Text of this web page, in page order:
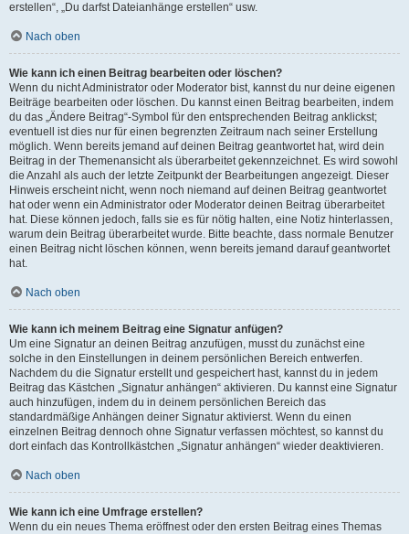
erstellen“, „Du darfst Dateianhänge erstellen“ usw.
Nach oben
Wie kann ich einen Beitrag bearbeiten oder löschen?
Wenn du nicht Administrator oder Moderator bist, kannst du nur deine eigenen
Beiträge bearbeiten oder löschen. Du kannst einen Beitrag bearbeiten, indem
du das „Ändere Beitrag“-Symbol für den entsprechenden Beitrag anklickst;
eventuell ist dies nur für einen begrenzten Zeitraum nach seiner Erstellung
möglich. Wenn bereits jemand auf deinen Beitrag geantwortet hat, wird dein
Beitrag in der Themenansicht als überarbeitet gekennzeichnet. Es wird sowohl
die Anzahl als auch der letzte Zeitpunkt der Bearbeitungen angezeigt. Dieser
Hinweis erscheint nicht, wenn noch niemand auf deinen Beitrag geantwortet
hat oder wenn ein Administrator oder Moderator deinen Beitrag überarbeitet
hat. Diese können jedoch, falls sie es für nötig halten, eine Notiz hinterlassen,
warum dein Beitrag überarbeitet wurde. Bitte beachte, dass normale Benutzer
einen Beitrag nicht löschen können, wenn bereits jemand darauf geantwortet
hat.
Nach oben
Wie kann ich meinem Beitrag eine Signatur anfügen?
Um eine Signatur an deinen Beitrag anzufügen, musst du zunächst eine
solche in den Einstellungen in deinem persönlichen Bereich entwerfen.
Nachdem du die Signatur erstellt und gespeichert hast, kannst du in jedem
Beitrag das Kästchen „Signatur anhängen“ aktivieren. Du kannst eine Signatur
auch hinzufügen, indem du in deinem persönlichen Bereich das
standardmäßige Anhängen deiner Signatur aktivierst. Wenn du einen
einzelnen Beitrag dennoch ohne Signatur verfassen möchtest, so kannst du
dort einfach das Kontrollkästchen „Signatur anhängen“ wieder deaktivieren.
Nach oben
Wie kann ich eine Umfrage erstellen?
Wenn du ein neues Thema eröffnest oder den ersten Beitrag eines Themas